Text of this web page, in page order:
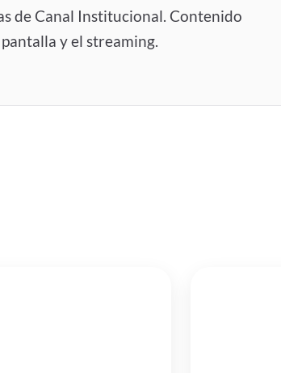
de Canal Institucional. Contenido
y el streaming.